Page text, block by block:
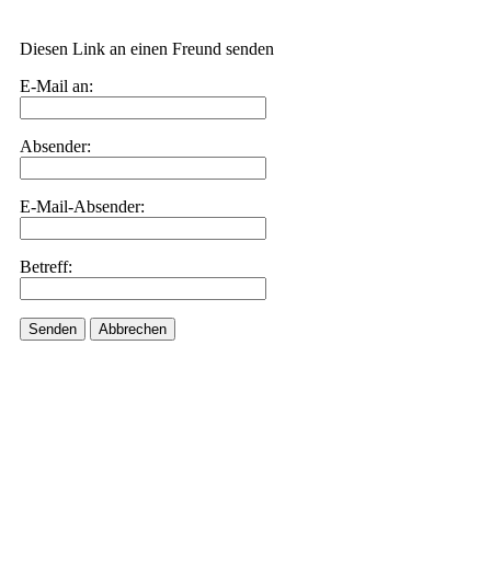
Diesen Link an einen Freund senden
E-Mail an:
Absender:
E-Mail-Absender:
Betreff:
Senden Abbrechen